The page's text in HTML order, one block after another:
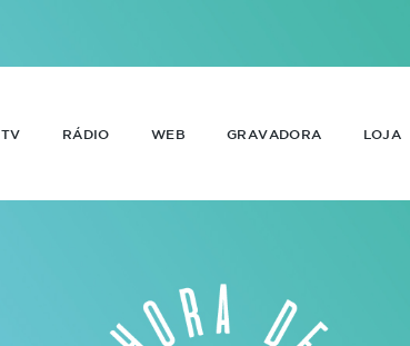
TV RÁDIO WEB GRAVADORA LOJA